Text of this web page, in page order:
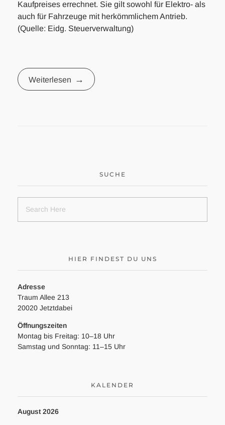
Kaufpreises errechnet. Sie gilt sowohl für Elektro- als
auch für Fahrzeuge mit herkömmlichem Antrieb.
(Quelle: Eidg. Steuerverwaltung)
Weiterlesen
SUCHE
HIER FINDEST DU UNS
Adresse
Traum Allee 213
20020 Jetztdabei
Öffnungszeiten
Montag bis Freitag: 10–18 Uhr
Samstag und Sonntag: 11–15 Uhr
KALENDER
August 2026